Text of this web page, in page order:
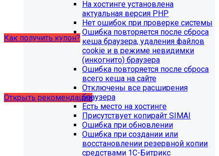
образовательной организации (simai.sveden). Для
корректной работы модуля необходимо активировать
Как получить купон?
Что делать, если на хостинге не
хватает места?
Открыть рекомендации
На хостинге установлена
актуальная версия PHP
Нет ошибок при проверке системы
Ошибка повторяется после сброса
кеша браузера, удаления файлов
cookie и в режиме невидимки
(инкогнито) браузера
Ошибка повторяется после сброса
всего кеша на сайте
Отключены все расширения
браузера
Есть место на хостинге
Присутствует копирайт SIMAI
Ошибка при обновлении
Ошибка при создании или
восстановлении резервной копии
средствами 1С-Битрикс